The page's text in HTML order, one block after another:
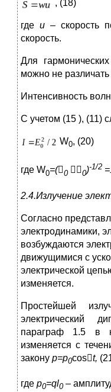
, (18)
где u – скорость
скорость.
Для
можно не различать
Интенсивность
С учетом (15 ), (11)
W0, (20)
где W0=(0 0)-1/2
2.4.Излучение
Согласно
электродинамики,
возбуждаются
движущимися с
электрической
изменяется.
Простейшей
электрический
параграф 1.5 в
изменяется с
закону p=p0cost,
где р0=ql0–